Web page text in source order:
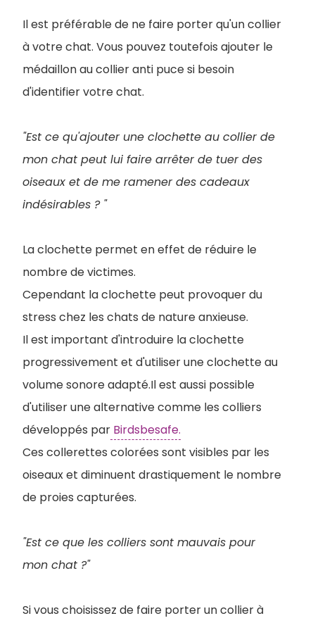
Il est préférable de ne faire porter qu'un collier
à votre chat. Vous pouvez toutefois ajouter le
médaillon au collier anti puce si besoin
d'identifier votre chat.
"Est ce qu'ajouter une clochette au collier de
mon chat peut lui faire arrêter de tuer des
oiseaux et de me ramener des cadeaux
indésirables ? "
La clochette permet en effet de réduire le
nombre de victimes.
Cependant la clochette peut provoquer du
stress chez les chats de nature anxieuse.
Il est important d'introduire la clochette
progressivement et d'utiliser une clochette au
volume sonore adapté.Il est aussi possible
d'utiliser une alternative comme les colliers
développés par Birdsbesafe.
Ces collerettes colorées sont visibles par les
oiseaux et diminuent drastiquement le nombre
de proies capturées.
"Est ce que les colliers sont mauvais pour
mon chat ?"
Si vous choisissez de faire porter un collier à